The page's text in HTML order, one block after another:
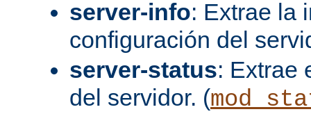
server-info: Extrae la
configuración del
server-status: Extrae
del servidor. (